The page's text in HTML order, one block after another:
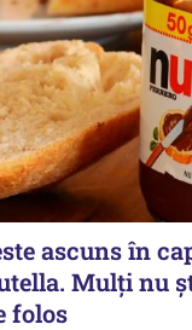
ascuns în
Mulți nu
folos